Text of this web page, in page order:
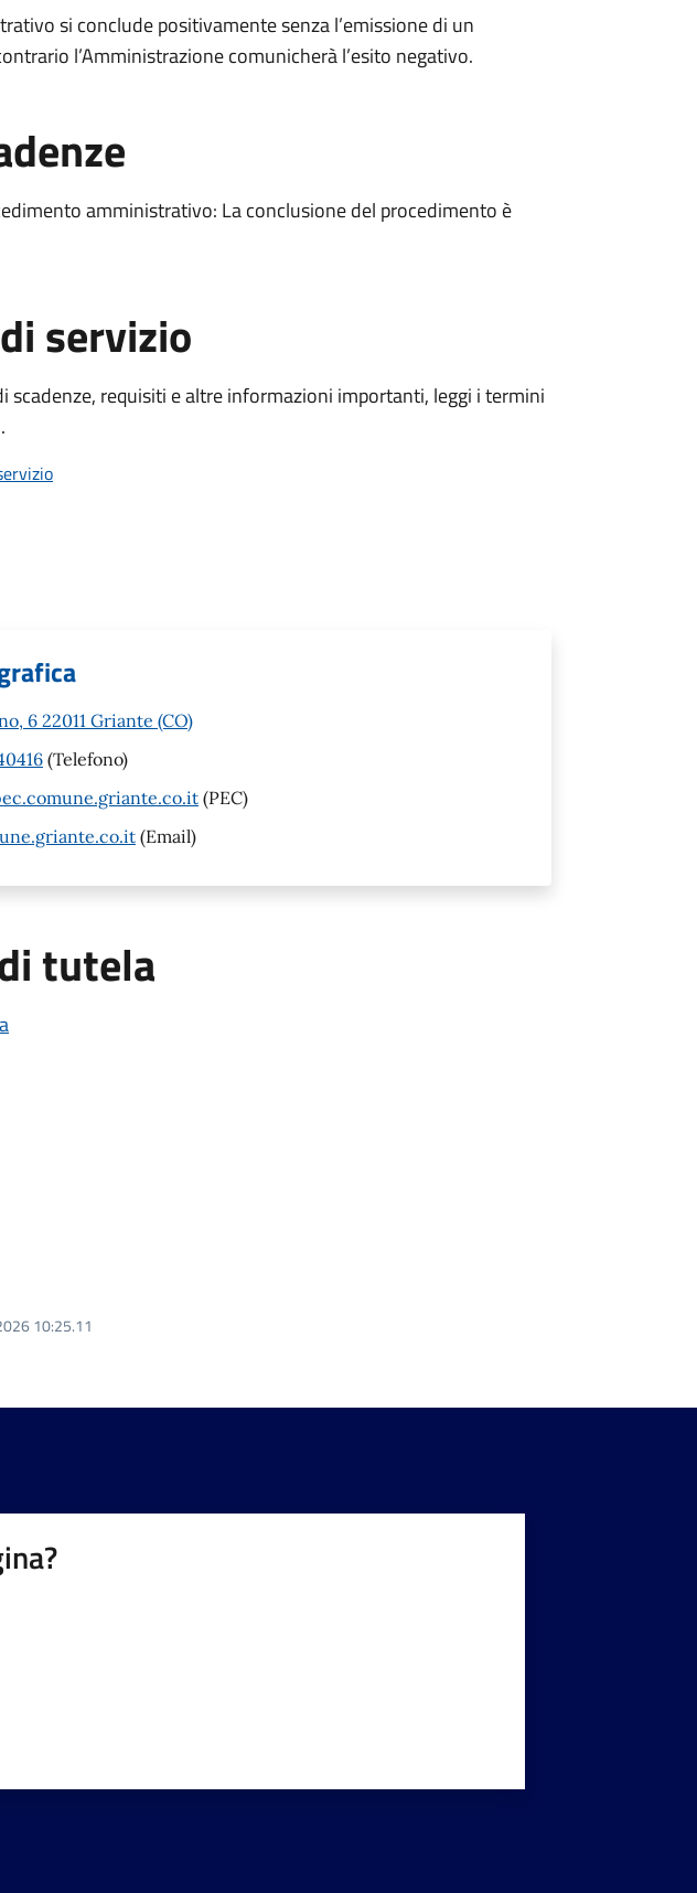
si conclude positivamente senza l’emissione di un
l’Amministrazione comunicherà l’esito negativo.
amministrativo: La conclusione del procedimento è
servizio
scadenze, requisiti e altre informazioni importanti, leggi i termini
6 22011 Griante (CO)
(Telefono)
(PEC)
(Email)
tutela
10:25.11